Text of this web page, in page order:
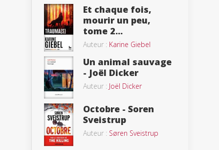
Et chaque fois,
mourir un peu,
tome 2...
Auteur : Karine Giebel
Un animal sauvage
- Joël Dicker
Auteur : Joël Dicker
Octobre - Soren
Sveistrup
Auteur : Søren Sveistrup